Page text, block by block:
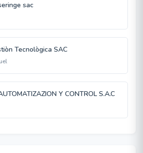
sac
Tecnològica SAC
Y CONTROL S.A.C